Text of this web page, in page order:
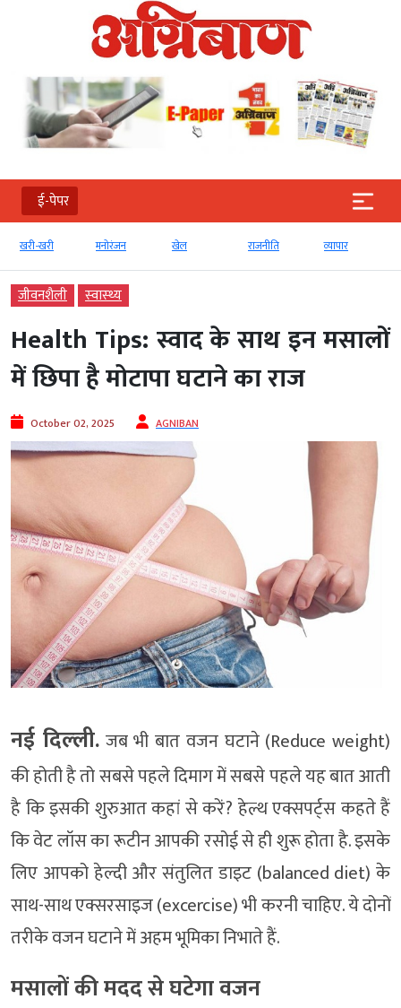
ई-पेपर
मनोरंजन खेल राजनीति व्‍यापार टेक्‍नोलॉजी
जीवनशैली स्‍वास्‍थ्‍य
Health Tips: स्वाद के साथ इन मसालों
में छिपा है मोटापा घटाने का राज
October 02, 2025 AGNIBAN
नई दिल्‍ली.जब भी बात वजन घटाने (Reduce weight)
की होती है तो सबसे पहले दिमाग में सबसे पहले यह बात आती
है कि इसकी शुरुआत कहां से करें? हेल्थ एक्सपर्ट्स कहते हैं
कि वेट लॉस का रूटीन आपकी रसोई से ही शुरू होता है. इसके
लिए आपको हेल्दी और संतुलित डाइट (balanced diet) के
साथ-साथ एक्सरसाइज (excercise) भी करनी चाहिए. ये दोनों
तरीके वजन घटाने में अहम भूमिका निभाते हैं.
मसालों की मदद से घटेगा वजन